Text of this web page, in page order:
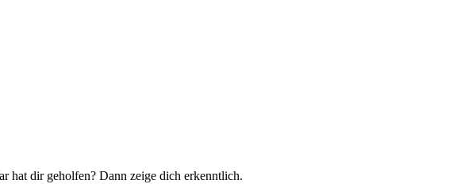
hat dir geholfen? Dann zeige dich erkenntlich.